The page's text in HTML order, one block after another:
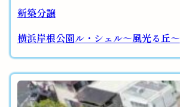
新築分譲
横浜岸根公園ル・シェル～風光る丘～